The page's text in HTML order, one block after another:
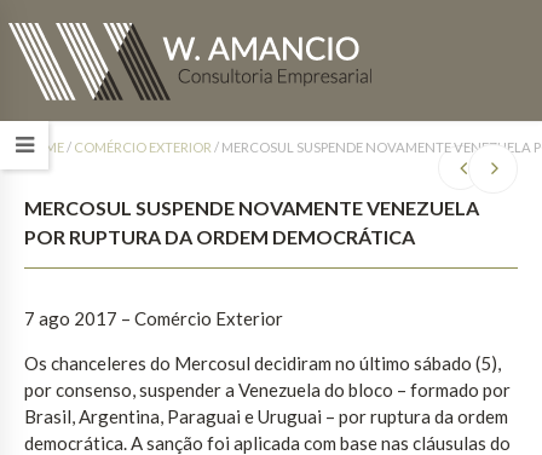
HOME/ COMÉRCIO EXTERIOR / MERCOSUL SUSPENDE NOVAMENTE VENEZUELA
MERCOSUL SUSPENDE NOVAMENTE VENEZUELA
POR RUPTURA DA ORDEM DEMOCRÁTICA
7 ago 2017 – Comércio Exterior
Os chanceleres do Mercosul decidiram no último sábado (5),
por consenso, suspender a Venezuela do bloco – formado por
Brasil, Argentina, Paraguai e Uruguai – por ruptura da ordem
democrática. A sanção foi aplicada com base nas cláusulas do